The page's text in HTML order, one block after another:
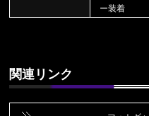
ー装着
関連リンク